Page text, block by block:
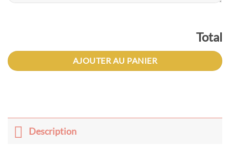
Total
AJOUTER AU PANIER
Description